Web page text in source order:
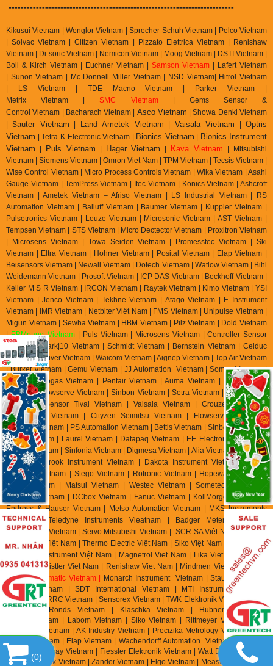
--------------------------------------------------------------------------
Kikusui Vietnam | Wenglor Vietnam | Sprecher Schuh Vietnam | Pelco Vietnam
| Solvac Vietnam | Citizen Vietnam | Pizzato Elettrica Vietnam| Renishaw
Vietnam | Di-soric Vietnam | Nemicon Vietnam | Moog Vietnam | DSTI Vietnam |
Boll & Kirch Vietnam | Euchner Vietnam | Samson Vietnam | Lafert Vietnam
| Sunon Vietnam | Mc Donnell Miller Vietnam | NSD Vietnam| Hitrol Vietnam
| LS Vietnam | TDE Macno Vietnam | Parker Vietnam |
MetrixVietnam |SMC Vietnam| Gems Sensor &
ControlVietnam | Bacharach Vietnam | Asco Vietnam |Showa Denki Vietnam
| Sauter Vietnam | Land Ametek Vietnam | Vaisala Vietnam |Optris
Vietnam | Tetra-K Electronic Vietnam | Bionics Vietnam | Bionics Instrument
Vietnam | Puls Vietnam | Hager Vietnam | Kava Vietnam | Mitsubishi
Vietnam | Siemens Vietnam | Omron Viet Nam | TPM Vietnam | Tecsis Vietnam |
Wise Control Vietnam | Micro Process Controls Vietnam | Wika Vietnam | Asahi
Gauge Vietnam | TemPress Vietnam | Itec Vietnam | Konics Vietnam | Ashcroft
Vietnam | Ametek Vietnam – Afriso Vietnam | LS Industrial Vietnam | RS
Automation Vietnam | Balluff Vietnam | Baumer Vietnam | Kuppler Vietnam |
Pulsotronics Vietnam | Leuze Vietnam | Microsonic Vietnam | AST Vietnam |
Tempsen Vietnam | STS Vietnam | Micro Dectector Vietnam | Proxitron Vietnam
| Microsens Vietnam | Towa Seiden Vietnam | Promesstec Vietnam | Ski
Vietnam | Eltra Vietnam | Hohner Vietnam | Posital Vietnam | Elap Vietnam |
Beisensors Vietnam | Newall Vietnam | Dotech Vietnam | Watlow Vietnam | Bihl
Weidemann Vietnam | Prosoft Vietnam | ICP DAS Vietnam | Beckhoff Vietnam |
Keller M S R Vietnam | IRCON Vietnam | Raytek Vietnam | Kimo Vietnam | YSI
Vietnam | Jenco Vietnam | Tekhne Vietnam | Atago Vietnam | E Instrument
Vietnam | IMR Vietnam | Netbiter Viêt Nam | FMS Vietnam | Unipulse Vietnam |
Migun Vietnam | Sewha Vietnam | HBM Vietnam | Pilz Vietnam | Dold Vietnam
|EBMpapst Vietnam | Puls Vietnam | Microsens Vietnam | Controller Sensor
Vietnam | Mark|10 Vietnam | Schmidt Vietnam | Bernstein Vietnam | Celduc
Vietnam | Univer Vietnam | Waicom Vietnam | Aignep Vietnam | Top Air Vietnam
| Burket Vietnam |Gemu Vietnam | JJ Automation Vietnam | Somas Vietnam |
Delta Elektrogas Vietnam | Pentair Vietnam | Auma Vietnam | Sipos Artorik
Vietnam | Flowserve Vietnam | Sinbon Vietnam | Setra Vietnam | Yottacontrok
Vietnam | Sensor Tival Vietnam | Vaisala Vietnam | Crouzet Vietnam |
RheinTacho Vietnam | Cityzen Seimitsu Vietnam | Flowserve Vietnam |
Greatork Vietnam | PS Automation Vietnam | Bettis Vietnam | Sinbon Vietnam |
Setra Vietnam | Laurel Vietnam | Datapaq Vietnam | EE Electronik Vietnam |
Banico Vietnam | Sinfonia Vietnam | Digmesa Vietnam | Alia Vietnam | Flowline
Vietnam | Brook Instrument Vietnam | Dakota Instrument Vietnam | Diehl
Metering Vietnam | Stego Vietnam | Rotronic Vietnam | Hopeway Vietnam |
Beko Vietnam | Matsui Vietnam | Westec Vietnam | Sometech Vietnam |
Offshore Vietnam | DCbox Vietnam | Fanuc Vietnam | KollMorgen Vietnam |
Endress & Hauser Vietnam | Metso Automation Vietnam | MKS Instruments
Vietnam | Teledyne Instruments Vieatnam | Badger Meter Vietnam |
Hirschmann Vietnam | Servo Mitsubishi Vietnam | SCR SA Việt Nam | Biotech
Flow Meter Việt Nam | Thermo Electric Việt Nam | Siko Việt Nam | Klinger Việt
Nam | HK Instrument Việt Nam | Magnetrol Viet Nam | Lika Viet Nam | Setra
Viet Nam | Kistler Viet Nam | Renishaw Viet Nam | Mindmen Vietnam |Airtac
Vietnam| Gimatic Vietnam | Monarch Instrument Vietnam | Stauff Vietnam |
Burster Vietnam | SDT International Vietnam | MTI Instrument Vietnam
| Zhuzhou CRRC Vietnam | Sensorex Vietnam | TWK Elektronik Vietnam | ASC
Vietnam | Ronds Vietnam | Klaschka Vietnam | Hubner Vietnam |
Vietnam | Labom Vietnam | Siko Vietnam | Rittmeyer Vietnam | TR
Electronic Vietnam | AK Industry Vietnam | Precizika Metrology Vietnam | Dis
Sensor Vietnam | Elap Vietnam | Wachendorff Automation Vietnam | Foxboro
Vietnam | Fireray Vietnam | Fiessler Elektronik Vietnam | Watt Drive Vietnam |
Murr Elektronik Vietnam | Zander Vietnam | Elgo Vietnam | Measurex Vietnam |
(0)